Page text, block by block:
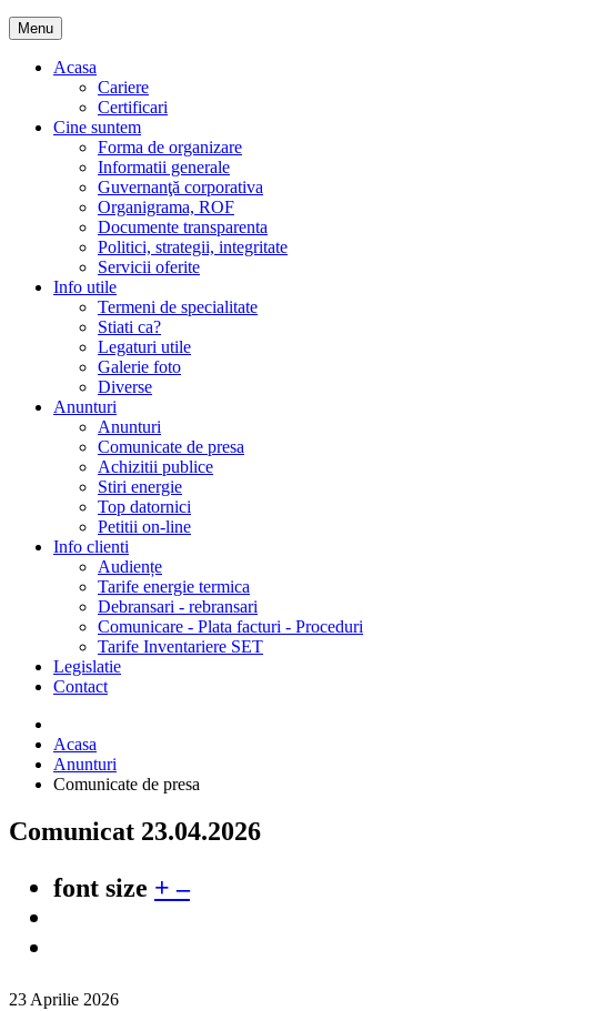
Menu
Acasa
Cariere
Certificari
Cine suntem
Forma de organizare
Informatii generale
Guvernanţă corporativa
Organigrama, ROF
Documente transparenta
Politici, strategii, integritate
Servicii oferite
Info utile
Termeni de specialitate
Stiati ca?
Legaturi utile
Galerie foto
Diverse
Anunturi
Anunturi
Comunicate de presa
Achizitii publice
Stiri energie
Top datornici
Petitii on-line
Info clienti
Audiențe
Tarife energie termica
Debransari - rebransari
Comunicare - Plata facturi - Proceduri
Tarife Inventariere SET
Legislatie
Contact
Acasa
Anunturi
Comunicate de presa
Comunicat 23.04.2026
font size +–
23 Aprilie 2026